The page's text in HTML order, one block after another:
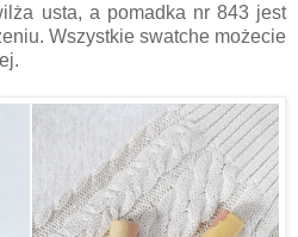
usta, a pomadka nr 843 jest
Wszystkie swatche możecie